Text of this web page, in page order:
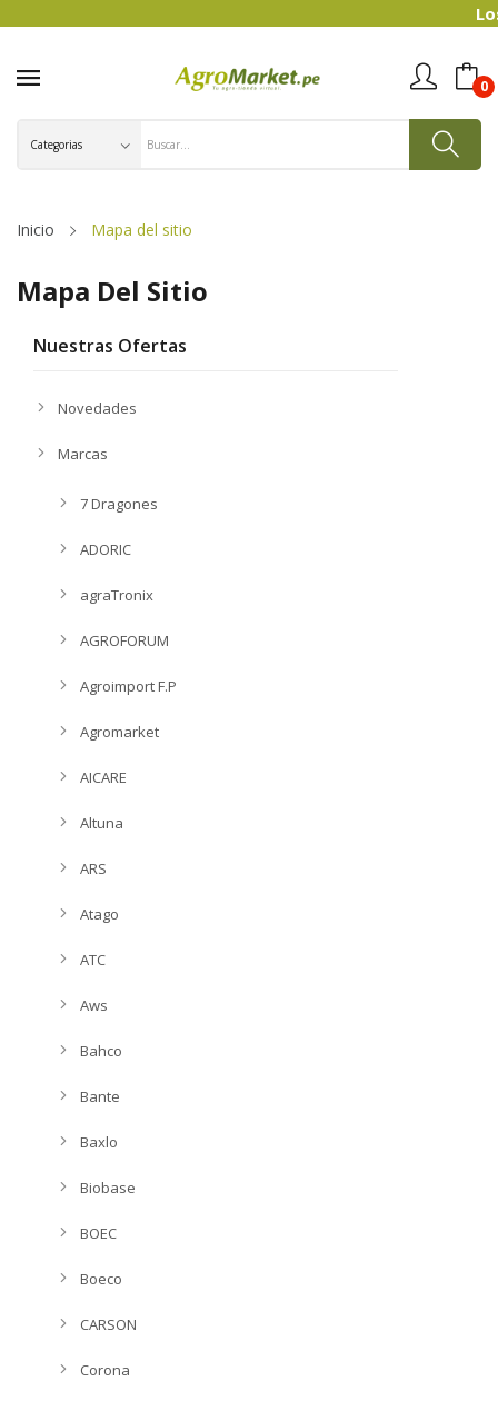
Los precios
0
Inicio Mapa del sitio
Mapa Del Sitio
Nuestras Ofertas
Novedades
Marcas
7 Dragones
ADORIC
agraTronix
AGROFORUM
Agroimport F.P
Agromarket
AICARE
Altuna
ARS
Atago
ATC
Aws
Bahco
Bante
Baxlo
Biobase
BOEC
Boeco
CARSON
Corona